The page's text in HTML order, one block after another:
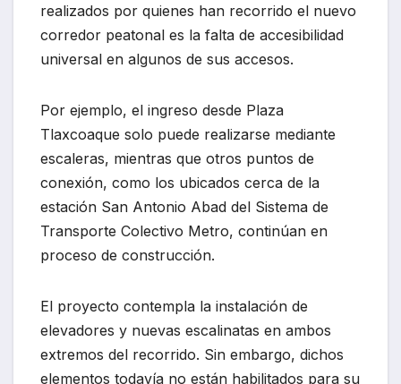
realizados por quienes han recorrido el nuevo
corredor peatonal es la falta de accesibilidad
universal en algunos de sus accesos.
Por ejemplo, el ingreso desde Plaza
Tlaxcoaque solo puede realizarse mediante
escaleras, mientras que otros puntos de
conexión, como los ubicados cerca de la
estación San Antonio Abad del Sistema de
Transporte Colectivo Metro, continúan en
proceso de construcción.
El proyecto contempla la instalación de
elevadores y nuevas escalinatas en ambos
extremos del recorrido. Sin embargo, dichos
elementos todavía no están habilitados para su